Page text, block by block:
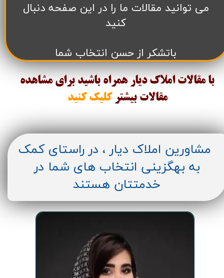
می توانید مقالات ما را در این صفحه دنبال
کنید
باتشکر از حسن انتخاب شما
با مقالات املاک دیار همراه باشید برای مشاهده
مقالات بیشتر کلیک کنید
مشاورین املاک دیار ، در راستای کمک
به بهگزینی انتخاب های شما در
خدمتتان هستند